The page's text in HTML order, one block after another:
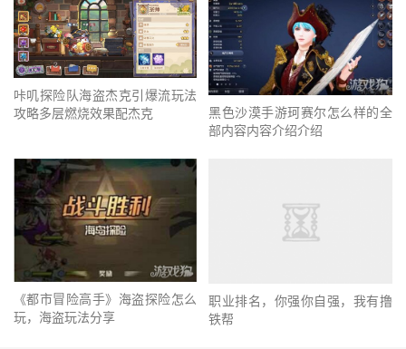
咔叽探险队海盗杰克引爆流玩法
攻略多层燃烧效果配杰克
黑色沙漠手游珂赛尔怎么样的全
部内容内容介绍介绍
《都市冒险高手》海盗探险怎么
玩，海盗玩法分享
铁帮